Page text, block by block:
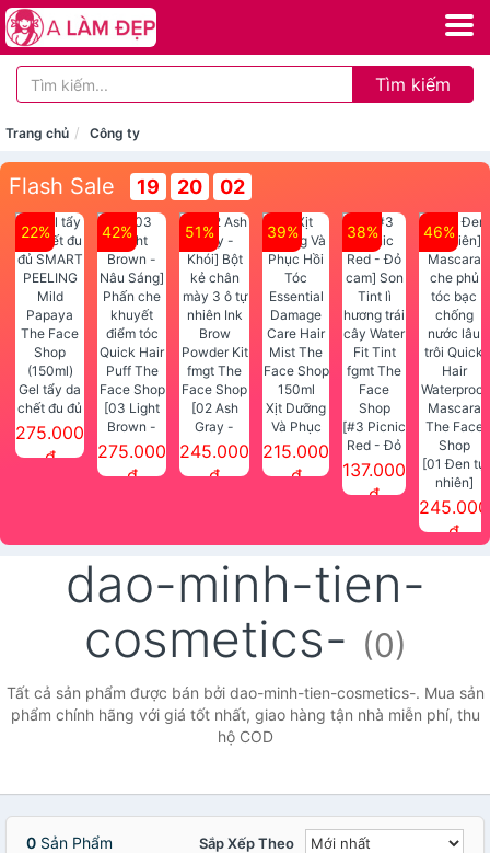
Tìm kiếm
Trang chủ Công ty
Flash Sale 19 20 02
22%
Gel tẩy da
chết đu đủ
SMART
PEELING
275.000
đ
42%
[03 Light
Brown -
Nâu Sáng]
Phấn che
275.000
đ
51%
[02 Ash
Gray -
Khói] Bột
kẻ chân
Face Shop
245.000
đ
39%
Xịt Dưỡng
Và Phục
Hồi Tóc
Essential
215.000
đ
38%
[#3 Picnic
Red - Đỏ
cam] Son
Face
Shop
137.000
đ
46%
[01 Đen tự
nhiên]
Mascara
che phủ
Shop
245.000
đ
dao-minh-tien-
cosmetics- (0)
Tất cả sản phẩm được bán bởi dao-minh-tien-cosmetics-. Mua sản
phẩm chính hãng với giá tốt nhất, giao hàng tận nhà miễn phí, thu
hộ COD
0 Sản Phẩm Sắp Xếp Theo